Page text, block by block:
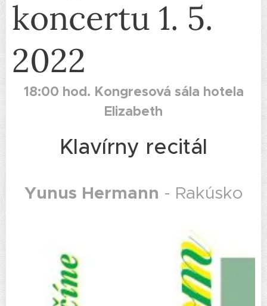
koncertu 1. 5.
2022
18:00 hod. Kongresová sála hotela
Elizabeth
Klavírny recitál
Yunus Hermann - Rakúsko